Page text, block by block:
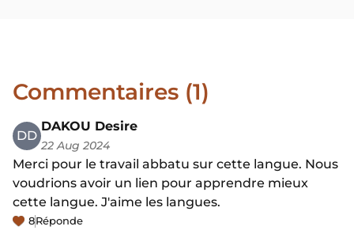
Commentaires (1)
DD
DAKOU Desire
22 Aug 2024
Merci pour le travail abbatu sur cette langue. Nous
voudrions avoir un lien pour apprendre mieux
cette langue. J'aime les langues.
8Réponde